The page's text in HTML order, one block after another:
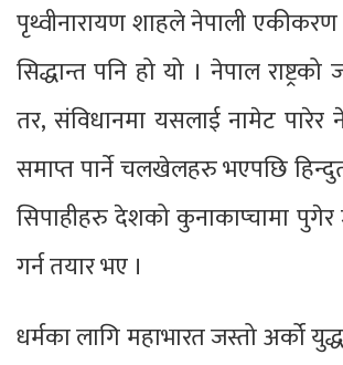
पृथ्वीनारायण शाहले नेपाली एकीकरण
सिद्धान्त पनि हो यो । नेपाल राष्ट्रको
तर, संविधानमा यसलाई नामेट पारेर
समाप्त पार्ने चलखेलहरु भएपछि
सिपाहीहरु देशको कुनाकाप्चामा
गर्न तयार भए ।
धर्मका लागि महाभारत जस्तो अर्को